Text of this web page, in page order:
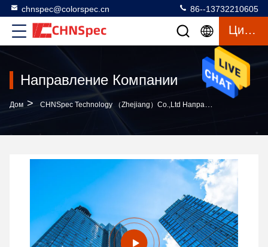
chnspec@colorspec.cn 86--13732210605
Цитата
Направление Компании
Дом > CHNSpec Technology （Zhejiang）Co.,Ltd Направление Компании